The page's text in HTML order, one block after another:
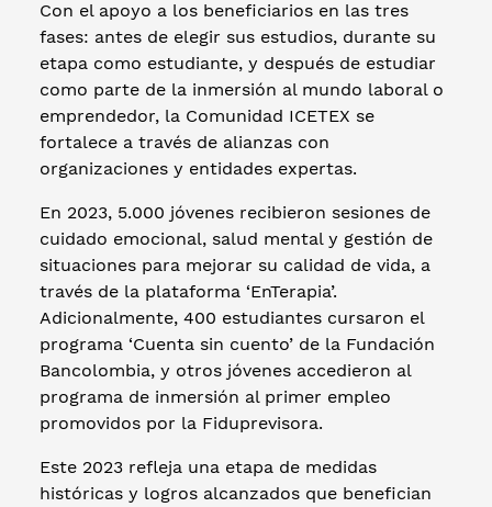
Con el apoyo a los beneficiarios en las tres
fases: antes de elegir sus estudios, durante su
etapa como estudiante, y después de estudiar
como parte de la inmersión al mundo laboral o
emprendedor, la Comunidad ICETEX se
fortalece a través de alianzas con
organizaciones y entidades expertas.
En 2023, 5.000 jóvenes recibieron sesiones de
cuidado emocional, salud mental y gestión de
situaciones para mejorar su calidad de vida, a
través de la plataforma ‘EnTerapia’.
Adicionalmente, 400 estudiantes cursaron el
programa ‘Cuenta sin cuento’ de la Fundación
Bancolombia, y otros jóvenes accedieron al
programa de inmersión al primer empleo
promovidos por la Fiduprevisora.
Este 2023 refleja una etapa de medidas
históricas y logros alcanzados que benefician